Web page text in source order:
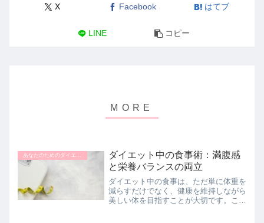
X Facebook はてブ
LINE コピー
あなたのためのダイエットナビ
ダイエット中の食事術：満腹感
と栄養バランスの両立
ダイエット中の食事は、ただ単に体重を
減らすだけでなく、健康を維持しながら
美しい体を目指すことが大切です。この